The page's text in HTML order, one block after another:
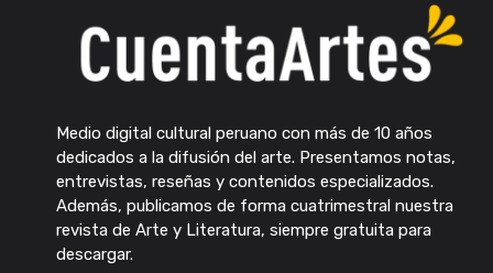
Medio digital cultural peruano con más de 10 años
dedicados a la difusión del arte. Presentamos notas,
entrevistas, reseñas y contenidos especializados.
Además, publicamos de forma cuatrimestral nuestra
revista de Arte y Literatura, siempre gratuita para
descargar.